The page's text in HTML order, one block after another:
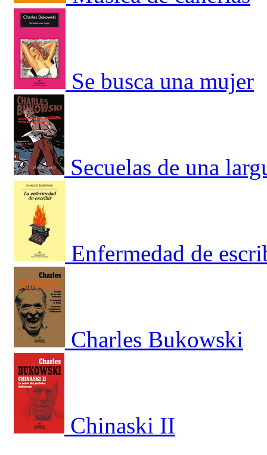
Se busca una mujer
Secuelas de una
Enfermedad de
Charles Bukowski
Chinaski II